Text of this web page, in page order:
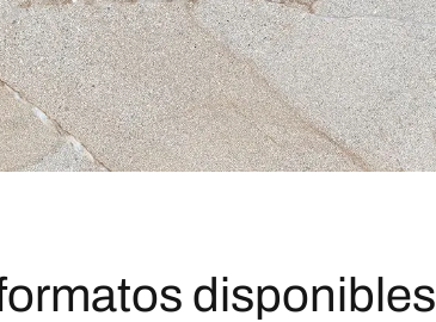
disponibles